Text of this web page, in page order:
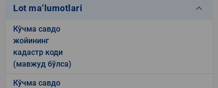
Lot ma’lumotlari keyboard_arrow_down
Кўчма савдо
жойининг
кадастр коди
(мавжуд бўлса)
Кўчма савдо